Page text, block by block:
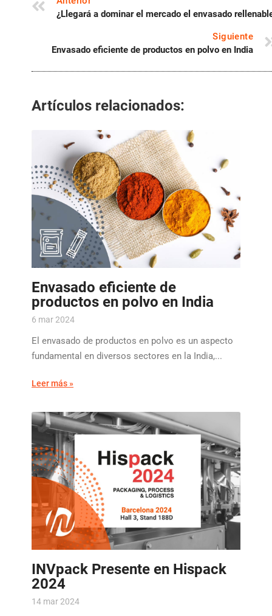
¿Llegará a dominar el mercado el envasado
Siguiente
Envasado eficiente de productos en polvo en India
Artículos relacionados:
Envasado eficiente de
productos en polvo en India
6 mar 2024
El envasado de productos en polvo es un aspecto
fundamental en diversos sectores en la India,...
Leer más »
INVpack Presente en Hispack
2024
14 mar 2024